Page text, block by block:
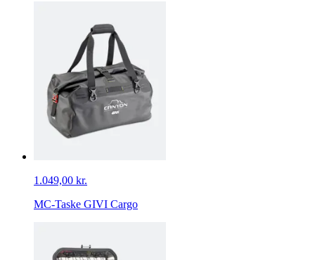
1.049,00 kr.
MC-Taske GIVI Cargo